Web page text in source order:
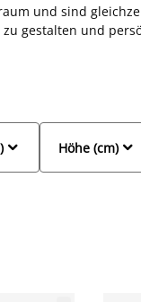
und sind
gestalten und
 
Höhe (cm)